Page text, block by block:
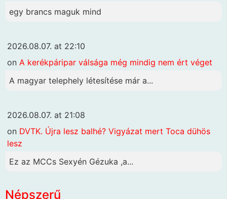
egy brancs maguk mind
2026.08.07. at 22:10
on A kerékpáripar válsága még mindig nem ért véget
A magyar telephely létesítése már a...
2026.08.07. at 21:08
on DVTK. Újra lesz balhé? Vigyázat mert Toca dühös
lesz
Ez az MCCs Sexyén Gézuka ,a...
Népszerű